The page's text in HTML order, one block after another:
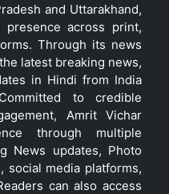
and Uttarakhand,
across print,
Through its news
latest breaking news,
in Hindi from India
to credible
Amrit Vichar
through multiple
News updates, Photo
social media platforms,
can also access